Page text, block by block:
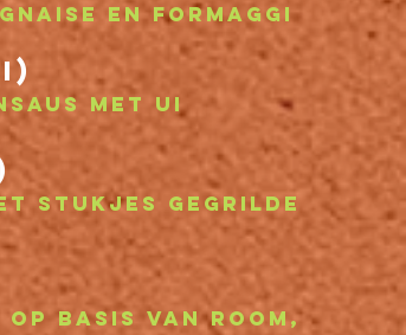
en formaggi
met ui
stukjes gegrilde
basis van room,